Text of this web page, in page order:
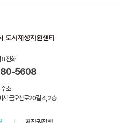
전화
5608
주소
금오산로20길 4, 2층